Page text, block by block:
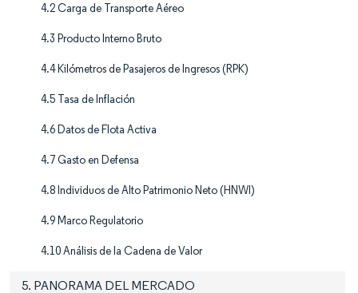
4.2 Carga de Transporte Aéreo
4.3 Producto Interno Bruto
4.4 Kilómetros de Pasajeros de Ingresos (RPK)
4.5 Tasa de Inflación
4.6 Datos de Flota Activa
4.7 Gasto en Defensa
4.8 Individuos de Alto Patrimonio Neto (HNWI)
4.9 Marco Regulatorio
4.10 Análisis de la Cadena de Valor
5. PANORAMA DEL MERCADO